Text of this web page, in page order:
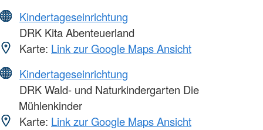
Kindertageseinrichtung
DRK Kita Abenteuerland
Karte: Link zur Google Maps Ansicht
Kindertageseinrichtung
DRK Wald- und Naturkindergarten Die
Mühlenkinder
Karte: Link zur Google Maps Ansicht